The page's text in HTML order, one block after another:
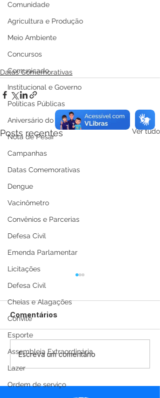
Comunidade
Agricultura e Produção
Meio Ambiente
Concursos
Comunicado
Institucional e Governo
Políticas Públicas
Aniversário do Município
Nota de Pesar
Campanhas
Datas Comemorativas
Dengue
Vacinômetro
Convênios e Parcerias
Defesa Civil
Emenda Parlamentar
Licitações
Defesa Civil
Cheias e Alagações
Convite
Esporte
Assembleia Extraordinária
Lazer
Ordem de serviço
Datas Comemorativas
Posts recentes Ver tudo
Parabéns, Acre! 64
anos de conquistas e
Comentários
Escreva um comentário